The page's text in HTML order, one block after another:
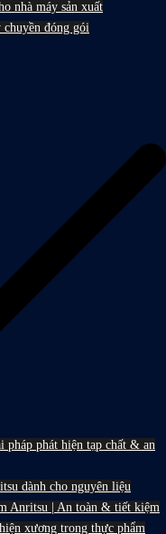
nhà máy sản xuất
chuyền đóng gói
pháp phát hiện tạp chất & an
dành cho nguyên liệu
Anritsu | An toàn & tiết kiệm
xương trong thực phẩm